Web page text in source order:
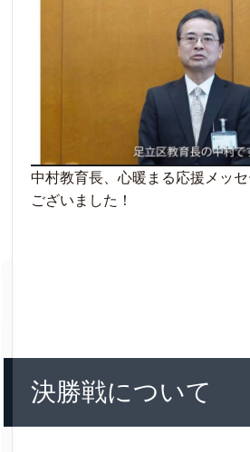
中村教育長、心暖まる応援メッ
ございました！
決勝戦について